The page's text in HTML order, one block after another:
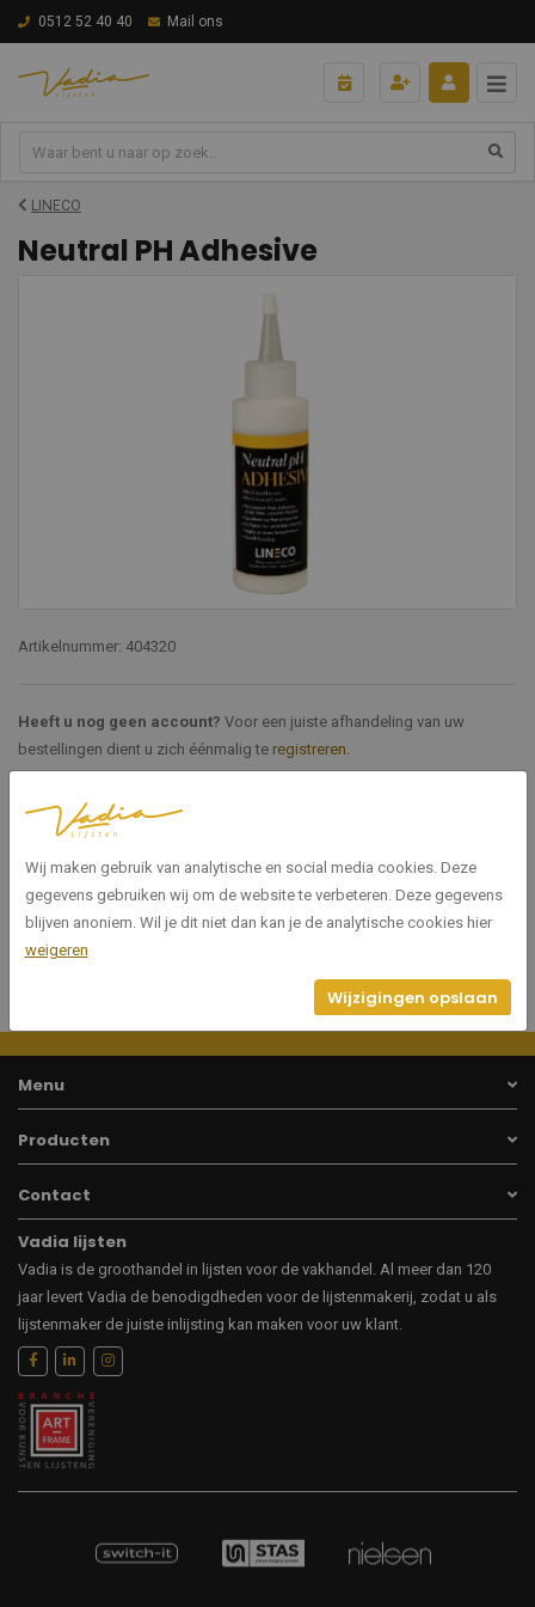
0512 52 40 40 Mail ons
LINECO
Neutral PH Adhesive
Artikelnummer: 404320
Heeft u nog geen account? Voor een juiste afhandeling van uw
bestellingen dient u zich éénmalig te registreren.
Specificaties
Artikelnummer 404320
Menu
Producten
Contact
Vadia lijsten
Vadia is de groothandel in lijsten voor de vakhandel. Al meer dan 120
jaar levert Vadia de benodigdheden voor de lijstenmakerij, zodat u als
lijstenmaker de juiste inlijsting kan maken voor uw klant.
Wij maken gebruik van analytische en social media cookies. Deze
gegevens gebruiken wij om de website te verbeteren. Deze gegevens
blijven anoniem. Wil je dit niet dan kan je de analytische cookies hier
weigeren
Wijzigingen opslaan